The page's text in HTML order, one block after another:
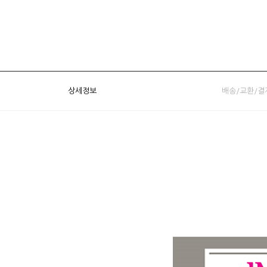
상세정보 배송/교환/결